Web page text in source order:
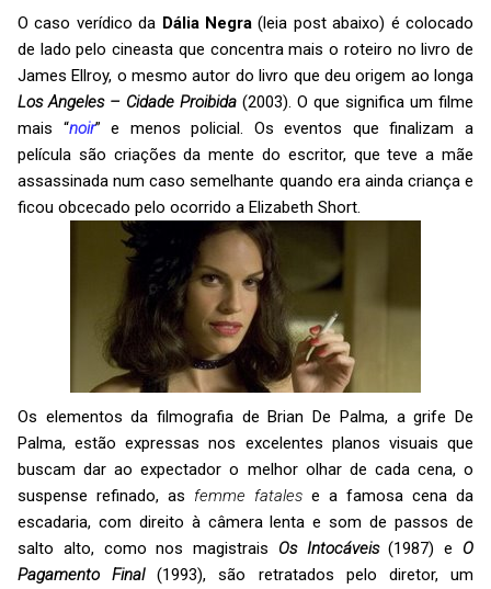
O caso verídico da Dália Negra (leia post abaixo) é colocado
de lado pelo cineasta que concentra mais o roteiro no livro de
James Ellroy, o mesmo autor do livro que deu origem ao longa
Los Angeles – Cidade Proibida (2003). O que significa um filme
mais “noir” e menos policial. Os eventos que finalizam a
película são criações da mente do escritor, que teve a mãe
assassinada num caso semelhante quando era ainda criança e
ficou obcecado pelo ocorrido a Elizabeth Short.
Os elementos da filmografia de Brian De Palma, a grife De
Palma, estão expressas nos excelentes planos visuais que
buscam dar ao expectador o melhor olhar de cada cena, o
suspense refinado, as femme fatales e a famosa cena da
escadaria, com direito à câmera lenta e som de passos de
salto alto, como nos magistrais Os Intocáveis(1987) e O
Pagamento Final(1993), são retratados pelo diretor, um